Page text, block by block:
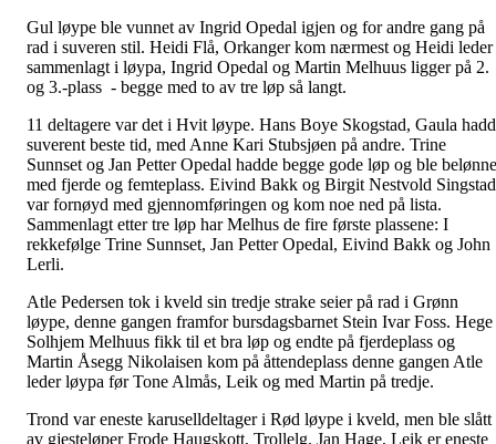
Gul løype ble vunnet av Ingrid Opedal igjen og for andre gang på
rad i suveren stil. Heidi Flå, Orkanger kom nærmest og Heidi leder
sammenlagt i løypa, Ingrid Opedal og Martin Melhuus ligger på 2.
og 3.-plass - begge med to av tre løp så langt.
11 deltagere var det i Hvit løype. Hans Boye Skogstad, Gaula
suverent beste tid, med Anne Kari Stubsjøen på andre. Trine
Sunnset og Jan Petter Opedal hadde begge gode løp og ble
med fjerde og femteplass. Eivind Bakk og Birgit Nestvold Singstad
var fornøyd med gjennomføringen og kom noe ned på lista.
Sammenlagt etter tre løp har Melhus de fire første plassene: I
rekkefølge Trine Sunnset, Jan Petter Opedal, Eivind Bakk og John
Lerli.
Atle Pedersen tok i kveld sin tredje strake seier på rad i Grønn
løype, denne gangen framfor bursdagsbarnet Stein Ivar Foss. Hege
Solhjem Melhuus fikk til et bra løp og endte på fjerdeplass og
Martin Åsegg Nikolaisen kom på åttendeplass denne gangen Atle
leder løypa før Tone Almås, Leik og med Martin på tredje.
Trond var eneste karuselldeltager i Rød løype i kveld, men ble slått
av gjesteløper Frode Haugskott, Trollelg. Jan Hage, Leik er eneste